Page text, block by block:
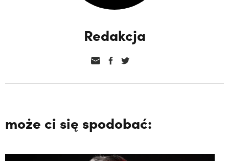
Redakcja
może ci się spodobać: